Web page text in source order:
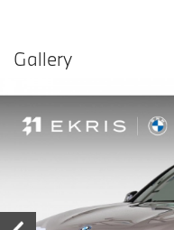
Gallery